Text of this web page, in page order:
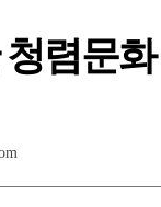
렴문